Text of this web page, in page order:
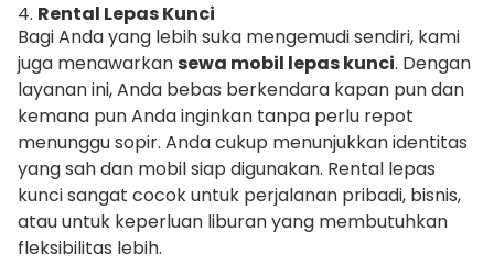
4. Rental Lepas Kunci
Bagi Anda yang lebih suka mengemudi sendiri, kami
juga menawarkansewa mobil lepas kunci. Dengan
layanan ini, Anda bebas berkendara kapan pun dan
kemana pun Anda inginkan tanpa perlu repot
menunggu sopir. Anda cukup menunjukkan identitas
yang sah dan mobil siap digunakan. Rental lepas
kunci sangat cocok untuk perjalanan pribadi, bisnis,
atau untuk keperluan liburan yang membutuhkan
fleksibilitas lebih.